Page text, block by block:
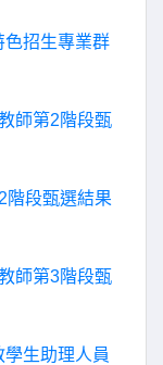
色招生專業群
師第2階段甄
階段甄選結果
師第3階段甄
生助理人員